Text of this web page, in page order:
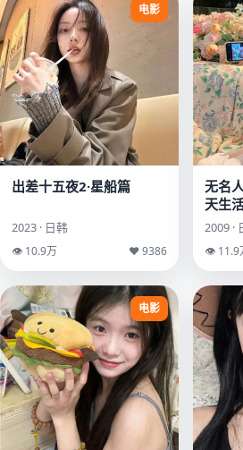
电影
出差十五夜2·星船篇
2023 · 日韩
👁 10.9万 ♥ 9386
无名
天生
2009 ·
👁 11.9
电影